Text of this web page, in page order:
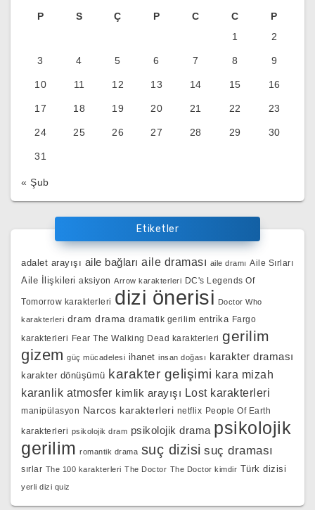
P
S Ç P C C
P
1
2
3 4 5 6 7 8 9
10 11 12 13 14 15 16
17 18 19 20 21 22 23
24 25 26 27 28 29 30
31
« Şub
Etiketler
adalet arayışı aile bağları aile draması aile dramı Aile Sırları
Aile İlişkileri aksiyon Arrow karakterleri DC's Legends Of
Tomorrow karakterleri dizi önerisi Doctor Who
karakterleri dram drama dramatik gerilim entrika Fargo
karakterleri Fear The Walking Dead karakterleri gerilim
gizem güç mücadelesi ihanet insan doğası karakter draması
karakter dönüşümü karakter gelişimi kara mizah
karanlik atmosfer kimlik arayışı Lost karakterleri
manipülasyon Narcos karakterleri netflix People Of Earth
karakterleri psikolojik dram psikolojik drama psikolojik
gerilim romantik drama suç dizisi suç draması
sırlar The 100 karakterleri The Doctor The Doctor kimdir Türk dizisi
yerli dizi quiz